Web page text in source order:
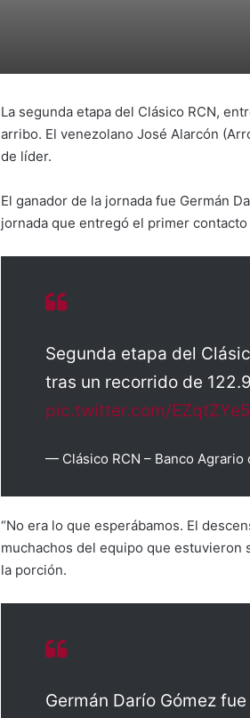
La segunda etapa del Clásico RCN,
arribo. El venezolano José Alarcón
de líder.
El ganador de la jornada fue Germán
jornada que entregó el primer
Segunda etapa del
tras un recorrido de
pic.twitter.com/
— Clásico RCN – Banco Agrario
“No era lo que esperábamos. El
muchachos del equipo que estuvieron
la porción.
Germán Darío Gómez